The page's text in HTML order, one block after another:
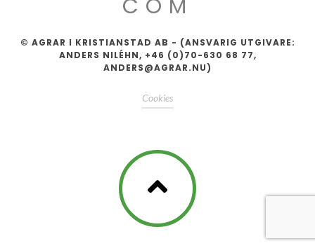
COM
© AGRAR I KRISTIANSTAD AB - (ANSVARIG UTGIVARE:
ANDERS NILÉHN, +46 (0)70-630 68 77,
ANDERS@AGRAR.NU)
Cookies